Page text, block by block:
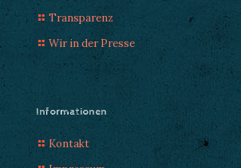
Transparenz
Wir in der Presse
Informationen
Kontakt